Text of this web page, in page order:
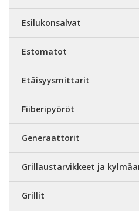
Esilukonsalvat
Estomatot
Etäisyysmittarit
Fiiberipyöröt
Generaattorit
Grillaustarvikkeet ja
Grillit